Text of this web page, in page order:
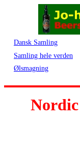
Dansk Samling
Samling hele verden
Ølsmagning